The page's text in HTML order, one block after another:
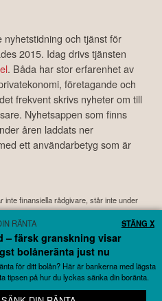
och tjänst för
2015. Idag drivs tjänsten
. Båda har stor erfarenhet av
företagande och
frekvent skrivs nyheter om till
Nyhetsappen som finns
åren laddats ner
ett användarbetyg som är
inte finansiella rådgivare, står inte under
råd till dig. Detta innebär att
som direkt eller indirekt härrörande
till Börskollen, alltid fattas
frånsäger sig allt ansvar för eventuell
som grundar sig på användandet av
RÄNTA
– färsk granskning visar
bolåneränta just nu
för ditt bolån? Här är bankerna med lägsta
tipsen på hur du lyckas sänka din boränta.
STÄNG X